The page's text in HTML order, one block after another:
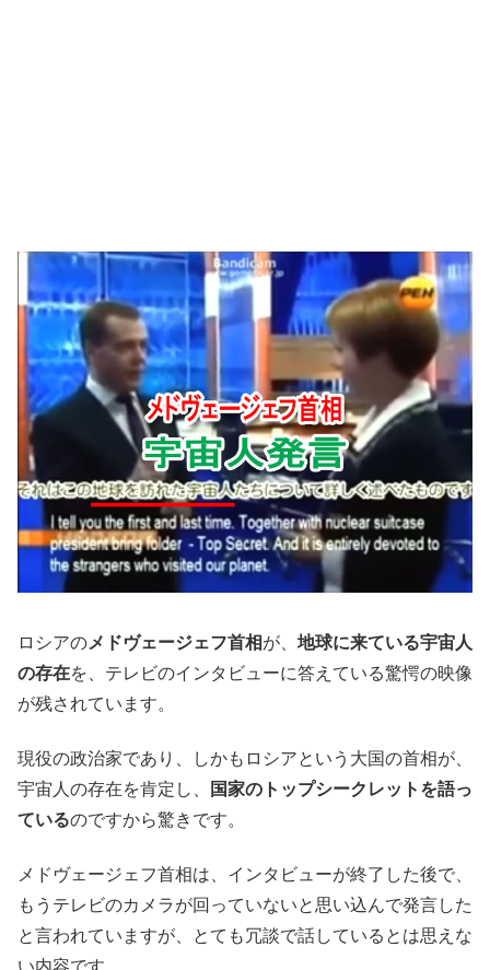
ロシアのメドヴェージェフ首相が、 地球に来ている宇宙人
の存在を、テレビのインタビューに答えている驚愕の映像
が残されています。
現役の政治家であり、しかもロシアという大国の首相が、
宇宙人の存在を肯定し、
国家のトップシークレットを語っ
ているのですから驚きです。
メドヴェージェフ首相は、インタビューが終了した後で、
もうテレビのカメラが回っていないと思い込んで発言した
と言われていますが、とても冗談で話しているとは思えな